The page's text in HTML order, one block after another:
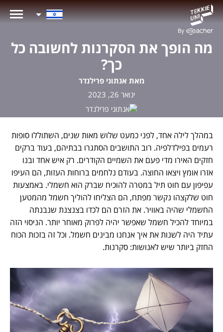
מה הופך את הסקרנות לחשובה כל
כך?
מאת אנתוני פרילנדר
ינואר 26, 2023
במהלך לילה אחד, לפני כמעט שלוש מאות שנים, השתוללו סופות
רעמים בפילדלפיה. רוב התושבים הסתגרו בבתיהם, בעוד ברקים
חזקים האירו מדי פעם את השמיים הקודרים. רק איש אחד ובנו
אזרו אומץ ויצאו החוצה. בעודם נלחמים ברוחות העזות, הם העיפו
עפיפון עם חוט תיל במטרה להוכיח שברק הוא חשמלי. באמצעות
חוט שלקצהו נקשר מפתח, הם הצליחו להוליך חשמל מהמטען
החשמלי שהיה באוויר. את הזרם הם לכדו בצנצנת שנבנתה
במיוחד להכיל חשמל שאפשר יהיה לפרוק מאוחר יותר. הניסוי הזה
עתיד היה לשנות את איך אנחנו מבינים חשמל. וכל זה בזכות הכוח
החזק ביותר שיש לאנושות: סקרנות.